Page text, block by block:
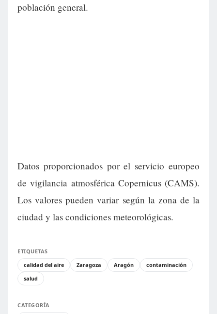
población general.
Datos proporcionados por el servicio europeo
de vigilancia atmosférica Copernicus (CAMS).
Los valores pueden variar según la zona de la
ciudad y las condiciones meteorológicas.
ETIQUETAS
calidad del aire
Zaragoza Aragón
contaminación
salud
CATEGORÍA